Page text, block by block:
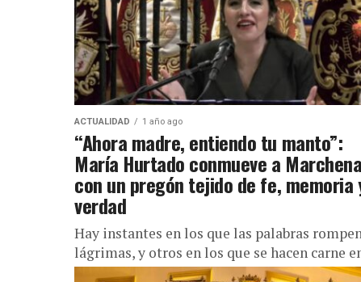
ACTUALIDAD 1 año ago
“Ahora madre, entiendo tu manto”:
María Hurtado conmueve a Marchena
con un pregón tejido de fe, memoria
verdad
Hay instantes en los que las palabras
lágrimas, y otros en los que se hacen carne
los corazones de quienes las escuchan. Este...